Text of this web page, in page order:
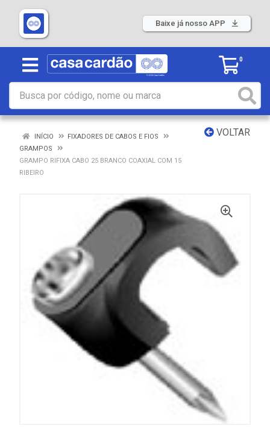
Baixe já nosso APP
0
VOLTAR
INÍCIO
FIXADORES DE CABOS E FIOS
GRAMPOS
GRAMPO RIFIXA CABO 25 BRANCO COAXIAL COM 15
RIBEIRO